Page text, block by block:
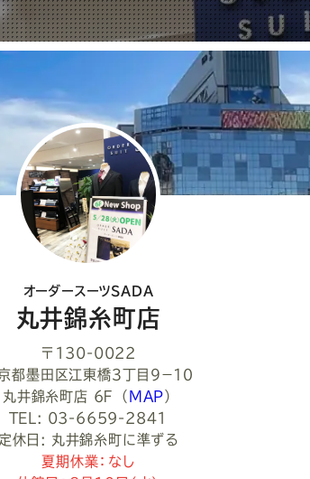
ェ
ア
て
く
だ
さ
オーダースーツSADA
丸井錦糸町店
〒130-0022
都墨田区江東橋３丁目９−１０
丸井錦糸町店 6Ｆ
（ MAP ）
TEL: 03-6659-2841
定休日: 丸井錦糸町に準ずる
夏期休業：なし